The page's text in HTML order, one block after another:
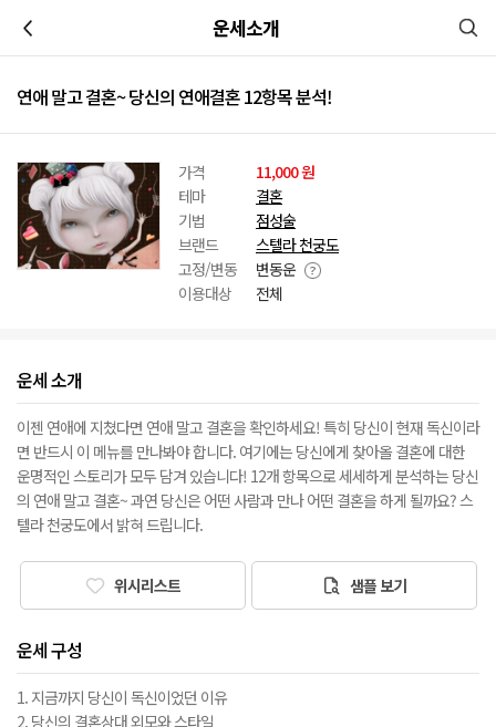
운세소개
연애 말고 결혼~ 당신의 연애결혼 12항목 분석!
가격
11,000 원
테마
결혼
기법
점성술
브랜드
스텔라 천궁도
고정/변동
변동운
이용대상
전체
운세 소개
이젠 연애에 지쳤다면 연애 말고 결혼을 확인하세요! 특히 당신이 현재 독신이라
면 반드시 이 메뉴를 만나봐야 합니다. 여기에는 당신에게 찾아올 결혼에 대한
운명적인 스토리가 모두 담겨 있습니다! 12개 항목으로 세세하게 분석하는 당신
의 연애 말고 결혼~ 과연 당신은 어떤 사람과 만나 어떤 결혼을 하게 될까요? 스
텔라 천궁도에서 밝혀 드립니다.
위시리스트 샘플 보기
운세 구성
1. 지금까지 당신이 독신이었던 이유
2. 당신의 결혼상대 외모와 스타일